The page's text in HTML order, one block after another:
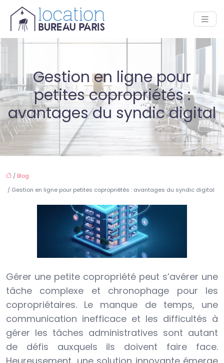
Gestion en ligne pour
petites copropriétés :
avantages du syndic digital
/ Blog
/ Gestion en ligne pour petites copropriétés : avantages du syndic digital
Gérer une petite copropriété peut s’avérer une
tâche complexe et chronophage pour les
copropriétaires. Le manque de temps, une
communication inefficace et les difficultés à
gérer les tâches administratives sont autant
de défis auxquels ils doivent faire face.